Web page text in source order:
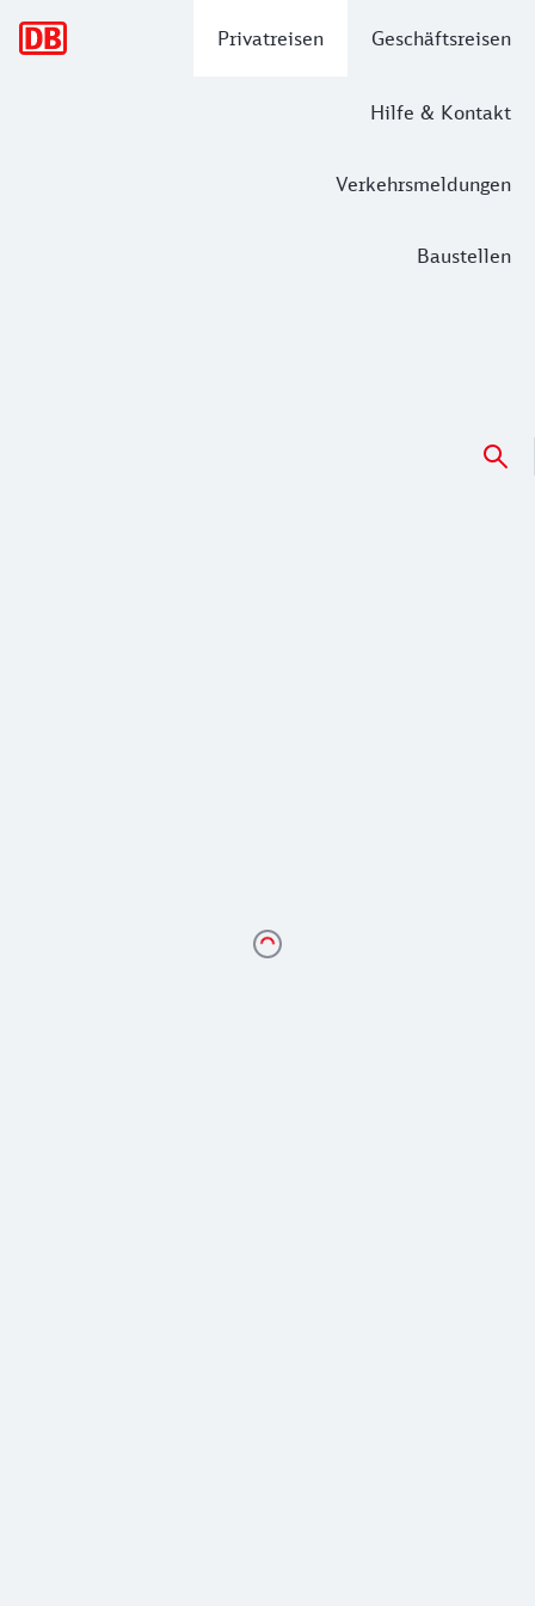
Privatreisen Geschäftsreisen
Hilfe & Kontakt
Verkehrsmeldungen
Baustellen